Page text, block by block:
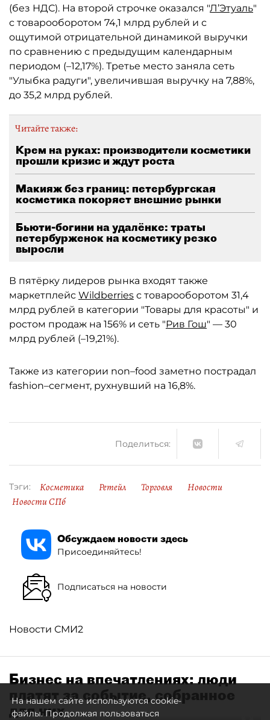
(без НДС). На второй строчке оказался "Л’Этуаль"
с товарооборотом 74,1 млрд рублей и с
ощутимой отрицательной динамикой выручки
по сравнению с предыдущим календарным
периодом (–12,17%). Третье место заняла сеть
"Улыбка радуги", увеличившая выручку на 7,88%,
до 35,2 млрд рублей.
Читайте также:
Крем на руках: производители косметики
прошли кризис и ждут роста
Макияж без границ: петербургская
косметика покоряет внешние рынки
Бьюти-богини на удалёнке: траты
петербурженок на косметику резко
выросли
В пятёрку лидеров рынка входят также
маркетплейс Wildberries с товарооборотом 31,4
млрд рублей в категории "Товары для красоты" и
ростом продаж на 156% и сеть "Рив Гош" — 30
млрд рублей (–19,21%).
Также из категории non–food заметно пострадал
fashion–сегмент, рухнувший на 16,8%.
Поделиться:
Тэги: Косметика Ретейл Торговля
Новости
Новости СПб
Обсуждаем новости здесь
Присоединяйтесь!
Подписаться на новости
Новости СМИ2
Бизнес на впечатлениях: люди
платят за событие, собранное
для них
На нашем сайте используются cookie-
файлы. Продолжая пользоваться